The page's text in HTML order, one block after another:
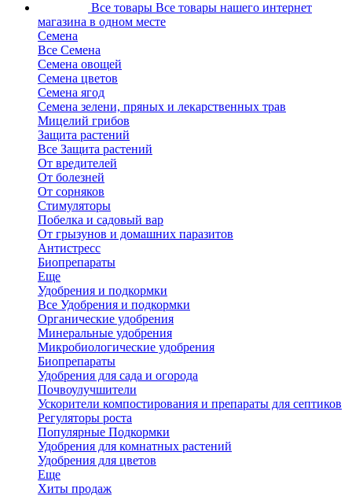
Все товары Все товары нашего интернет
магазина в одном месте
Семена
Все Семена
Семена овощей
Семена цветов
Семена ягод
Семена зелени, пряных и лекарственных трав
Мицелий грибов
Защита растений
Все Защита растений
От вредителей
От болезней
От сорняков
Стимуляторы
Побелка и садовый вар
От грызунов и домашних паразитов
Антистресс
Биопрепараты
Еще
Удобрения и подкормки
Все Удобрения и подкормки
Органические удобрения
Минеральные удобрения
Микробиологические удобрения
Биопрепараты
Удобрения для сада и огорода
Почвоулучшители
Ускорители компостирования и препараты для септиков
Регуляторы роста
Популярные Подкормки
Удобрения для комнатных растений
Удобрения для цветов
Еще
Хиты продаж